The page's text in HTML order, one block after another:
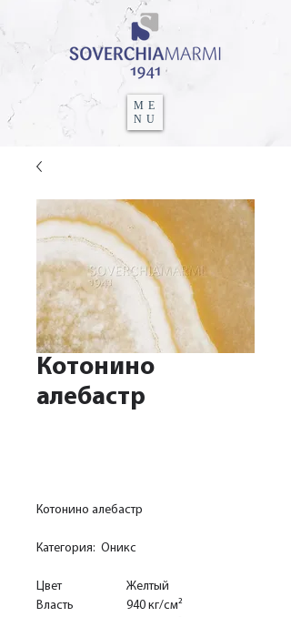
ME
NU
Котонино
алебастр
Котонино алебастр
Категория: Оникс
Цвет
Желтый
Власть
940 кг/см²